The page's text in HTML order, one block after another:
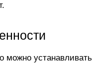
можно устанавливать